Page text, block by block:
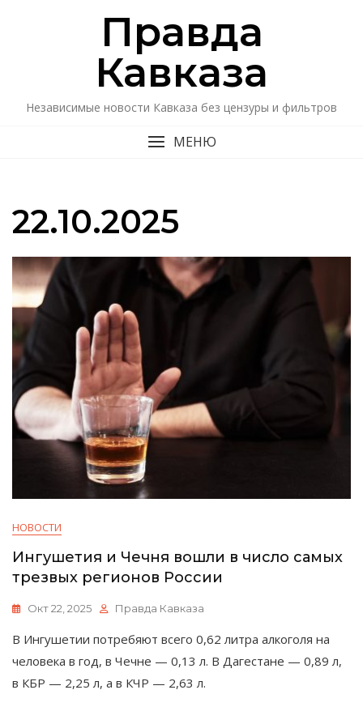
Правда
Кавказa
Независимые новости Кавказа без цензуры и фильтров
МЕНЮ
22.10.2025
НОВОСТИ
Ингушетия и Чечня вошли в число самых
трезвых регионов России
Окт 22, 2025 Правда Кавказа
В Ингушетии потребяют всего 0,62 литра алкоголя на
человека в год, в Чечне — 0,13 л. В Дагестане — 0,89 л,
в КБР — 2,25 л, а в КЧР — 2,63 л.